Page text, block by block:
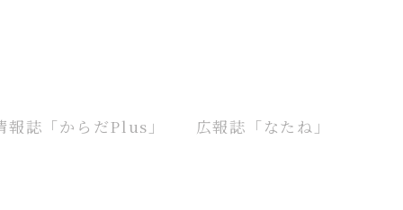
報誌 「からだPlus」 広報誌 「なたね」